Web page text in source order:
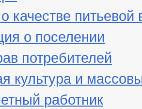
качестве питьевой
о поселении
потребителей
культура и
работник